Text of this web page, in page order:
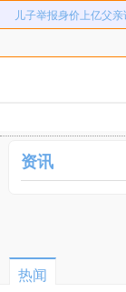
儿子举报身价上亿父
泰航拒绝20多名中国
儿子举报身价上亿父亲
直播自杀日本女网红
泰航拒绝20多名中国乘
资讯
热闻